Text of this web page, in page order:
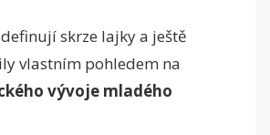
skrze lajky a ještě
vlastním pohledem na
vývoje mladého